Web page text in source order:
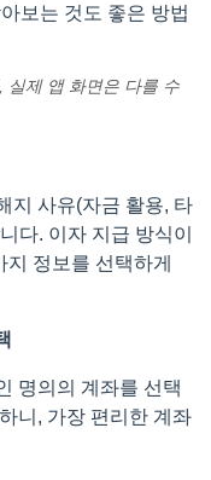
보는 것도 좋은 방법
실제 앱 화면은 다를 수
지 사유(자금 활용, 타
다. 이자 지급 방식이
정보를 선택하게
명의의 계좌를 선택
니, 가장 편리한 계좌